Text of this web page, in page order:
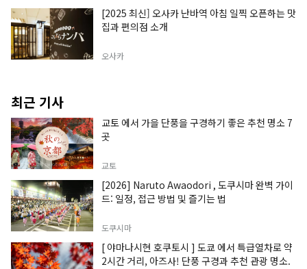
[2025 최신] 오사카 난바역 아침 일찍 오픈하는 맛
집과 편의점 소개
오사카
최근 기사
교토 에서 가을 단풍을 구경하기 좋은 추천 명소 7
곳
교토
[2026] Naruto Awaodori , 도쿠시마 완벽 가이
드: 일정, 접근 방법 및 즐기는 법
도쿠시마
[ 야마나시현 호쿠토시 ] 도쿄 에서 특급열차로 약
2시간 거리, 아즈사! 단풍 구경과 추천 관광 명소.